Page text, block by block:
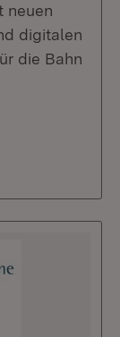
neuen
digitalen
die Bahn